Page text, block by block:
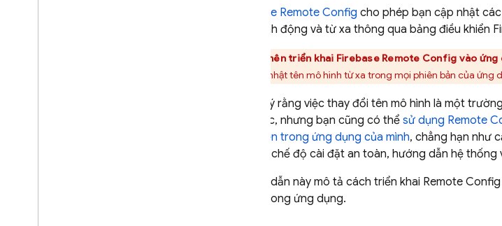
Firebase Remote Config cho phép bạn cập nhật
cách linh động và từ xa thông qua bảng điều khiển
nên triển khai Firebase Remote Config vào ứng
thể cập nhật tên mô hình từ xa trong mọi phiên bản của ứng
Xin lưu ý rằng việc thay đổi tên mô hình là một
AI Logic, nhưng bạn cũng có thể sử dụng Remote
điều kiện trong ứng dụng của mình, chẳng hạn như
tối đa), chế độ cài đặt an toàn, hướng dẫn hệ thống
Hướng dẫn này mô tả cách triển khai Remote Config
dùng trong ứng dụng.